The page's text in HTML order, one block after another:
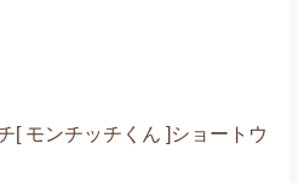
[ モンチッチくん ]ショートウ